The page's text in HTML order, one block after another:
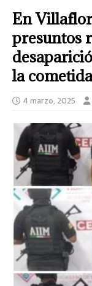
En
presuntos
la
4 marzo, 2025